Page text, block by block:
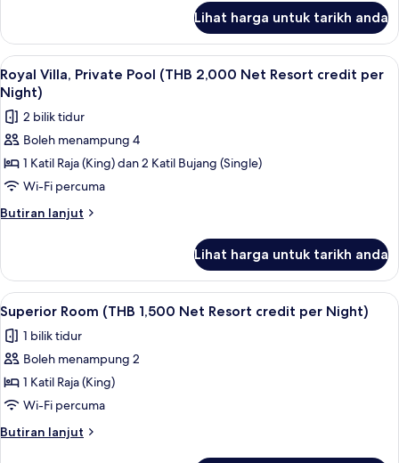
Resort
credit
per
Night)
Villa
(THB
2,000
Net
Resort
credit
per
Lihat harga untuk tarikh anda
Lihat
semua
foto
untuk
Royal
Villa,
Private
Pool
Net
Resort
credit
per
Night)
7
Royal Villa, Private Pool (THB 2,000 Net Resort credit per
Night)
2 bilik tidur
Boleh menampung 4
1 Katil Raja (King) dan 2 Katil Bujang (Single)
Wi-Fi percuma
Butiran lanjut
Butiran
Villa,
Private
Pool
(THB
2,000
Net
credit
per
Lihat harga untuk tarikh anda
Lihat
semua
foto
untuk
Superior
Room
(THB
1,500
Bar mini, peti besi dalam bilik, meja,
4
Superior Room (THB 1,500 Net Resort credit per Night)
1 bilik tidur
Boleh menampung 2
1 Katil Raja (King)
Wi-Fi percuma
Butiran lanjut
Butiran